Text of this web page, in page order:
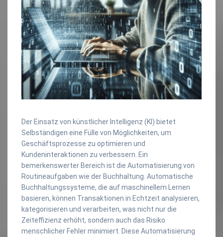
Der Einsatz von künstlicher Intelligenz (KI) bietet
Selbständigen eine Fülle von Möglichkeiten, um
Geschäftsprozesse zu optimieren und
Kundeninteraktionen zu verbessern. Ein
bemerkenswerter Bereich ist die Automatisierung von
Routineaufgaben wie der Buchhaltung. Automatische
Buchhaltungssysteme, die auf maschinellem Lernen
basieren, können Transaktionen in Echtzeit analysieren,
kategorisieren und verarbeiten, was nicht nur die
Zeiteffizienz erhöht, sondern auch das Risiko
menschlicher Fehler minimiert. Diese Automatisierung